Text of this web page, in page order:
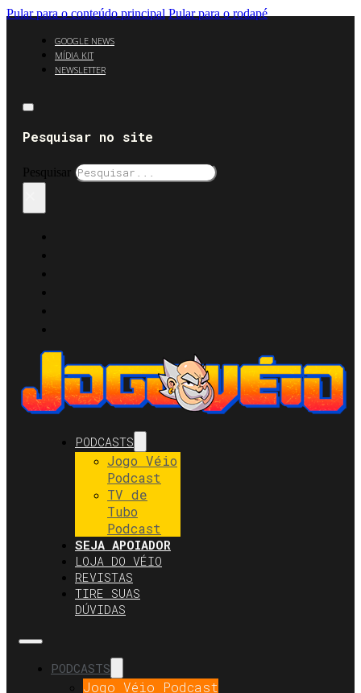
Pular para o conteúdo principal Pular para o rodapé
GOOGLE NEWS
MÍDIA KIT
NEWSLETTER
Pesquisar no site
Pesquisar
PODCASTS
Jogo Véio
Podcast
TV de
Tubo
Podcast
SEJA APOIADOR
LOJA DO VÉIO
REVISTAS
TIRE SUAS
DÚVIDAS
PODCASTS
Jogo Véio Podcast